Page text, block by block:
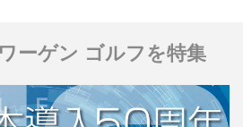
ーゲン ゴルフを特集